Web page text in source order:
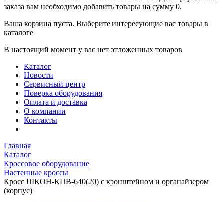
заказа вам необходимо добавить товары на сумму 0.
Ваша корзина пуста. Выберите интересующие вас товары в
каталоге
В настоящий момент у вас нет отложенных товаров
Каталог
Новости
Сервисный центр
Поверка оборудования
Оплата и доставка
О компании
Контакты
Главная
Каталог
Кроссовое оборудование
Настенные кроссы
Кросс ШКОН-КПВ-640(20) с кронштейном и органайзером
(корпус)